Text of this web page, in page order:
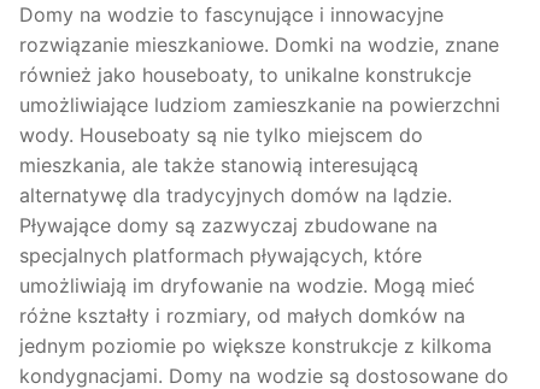
Domy na wodzie to fascynujące i innowacyjne
rozwiązanie mieszkaniowe. Domki na wodzie, znane
również jako houseboaty, to unikalne konstrukcje
umożliwiające ludziom zamieszkanie na powierzchni
wody. Houseboaty są nie tylko miejscem do
mieszkania, ale także stanowią interesującą
alternatywę dla tradycyjnych domów na lądzie.
Pływające domy są zazwyczaj zbudowane na
specjalnych platformach pływających, które
umożliwiają im dryfowanie na wodzie. Mogą mieć
różne kształty i rozmiary, od małych domków na
jednym poziomie po większe konstrukcje z kilkoma
kondygnacjami. Domy na wodzie są dostosowane do